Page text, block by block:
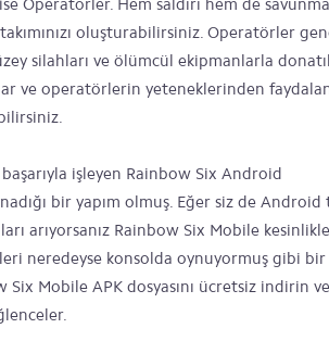
Operatörler. Hem saldırı hem de savunma
oluşturabilirsiniz. Operatörler
silahları ve ölümcül ekipmanlarla
ve operatörlerin yeteneklerinden
işleyen Rainbow Six Android
bir yapım olmuş. Eğer siz de Android
arıyorsanız Rainbow Six Mobile
neredeyse konsolda oynuyormuş gibi
Six Mobile APK dosyasını ücretsiz indirin